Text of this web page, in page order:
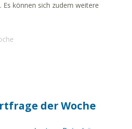
Es können sich zudem weitere
der Woche